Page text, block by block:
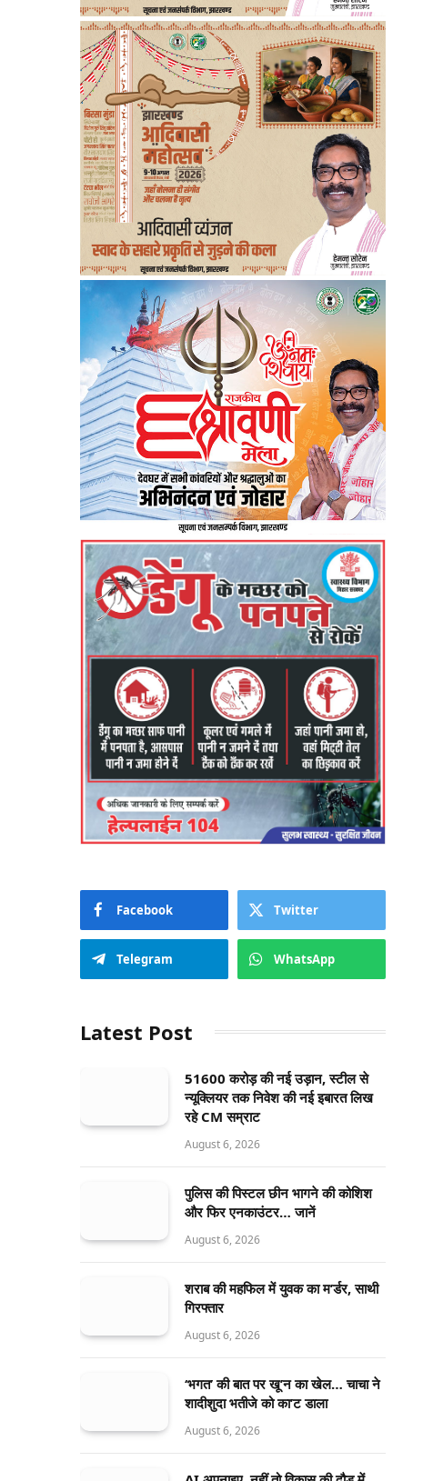
Facebook Twitter
Telegram WhatsApp
Latest Post
51600 करोड़ की नई उड़ान, स्टील से
न्यूक्लियर तक निवेश की नई इबारत लिख
रहे CM सम्राट
August 6, 2026
पुलिस की पिस्टल छीन भागने की कोशिश
और फिर एनकाउंटर… जानें
August 6, 2026
शराब की महफिल में युवक का म’र्डर, साथी
गिरफ्तार
August 6, 2026
‘भगत’ की बात पर खू’न का खेल… चाचा ने
शादीशुदा भतीजे को का’ट डाला
August 6, 2026